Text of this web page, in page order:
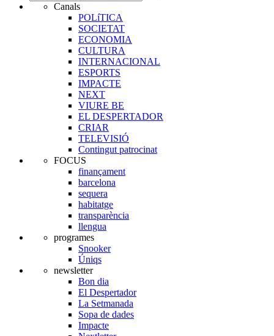
Canals
POLíTICA
SOCIETAT
ECONOMIA
CULTURA
INTERNACIONAL
ESPORTS
IMPACTE
NEXT
VIURE BE
EL DESPERTADOR
CRIAR
TELEVISIÓ
Contingut patrocinat
FOCUS
finançament
barcelona
sequera
habitatge
transparència
llengua
programes
Snooker
Úniqs
newsletter
Bon dia
El Despertador
La Setmanada
Sopa de dades
Impacte